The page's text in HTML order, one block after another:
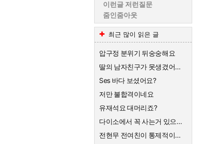
이런글 저런질문
줌인줌아웃
최근 많이 읽은 글
압구정 분위기 뒤숭숭해요
딸의 남자친구가 못생겼어요 ㅡㆍㅡ
Ses 바다 보셨어요?
저만 불합격이네요
유재석요 대머리죠?
다이소에서 꼭 사는거 있으세요
전현무 전여친이 통제적이었다는데